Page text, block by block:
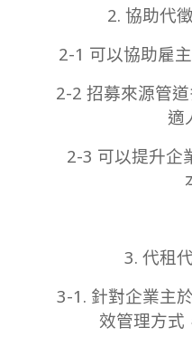
2. 協助代
2-1 可以協助雇
2-2 招募來源管
適
2-3 可以提升企
3. 代租
3-1. 針對企業主
效管理方式